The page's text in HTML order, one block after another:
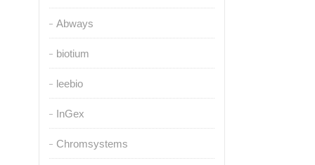
Abways
biotium
leebio
InGex
Chromsystems